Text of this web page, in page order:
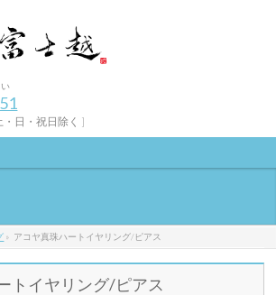
・日・祝日除く ]
» アコヤ真珠ハートイヤリング/ピアス
トイヤリング/ピアス